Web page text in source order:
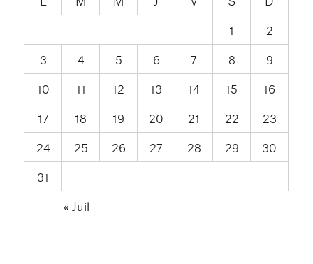
1
2
3
4 5 6 7 8
9
10
11 12 13 14 15
16
17
18 19 20 21 22
23
24
25 26 27 28 29
30
31
« Juil